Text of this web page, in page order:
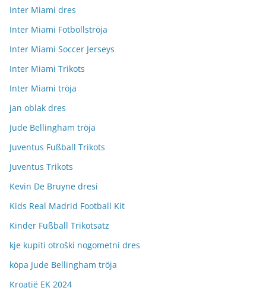
Inter Miami dres
Inter Miami Fotbollströja
Inter Miami Soccer Jerseys
Inter Miami Trikots
Inter Miami tröja
jan oblak dres
Jude Bellingham tröja
Juventus Fußball Trikots
Juventus Trikots
Kevin De Bruyne dresi
Kids Real Madrid Football Kit
Kinder Fußball Trikotsatz
kje kupiti otroški nogometni dres
köpa Jude Bellingham tröja
Kroatië EK 2024